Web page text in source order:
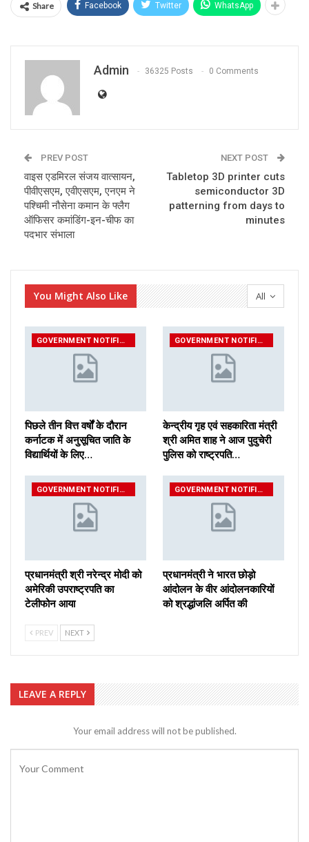
Share Facebook Twitter WhatsApp
Admin 36325 Posts 0 Comments
PREV POST
वाइस एडमिरल संजय वात्सायन,
पीवीएसएम, एवीएसएम, एनएम ने
पश्चिमी नौसेना कमान के फ्लैग
ऑफिसर कमांडिंग-इन-चीफ का
पदभार संभाला
NEXT POST
Tabletop 3D printer cuts
semiconductor 3D
patterning from days to
minutes
All
You Might Also Like
GOVERNMENT NOTIFICATIONS
पिछले तीन वित्त वर्षों के दौरान
कर्नाटक में अनुसूचित जाति के
विद्यार्थियों के लिए…
GOVERNMENT NOTIFICATIONS
केन्द्रीय गृह एवं सहकारिता मंत्री
श्री अमित शाह ने आज पुदुचेरी
पुलिस को राष्ट्रपति…
GOVERNMENT NOTIFICATIONS
प्रधानमंत्री श्री नरेन्‍द्र मोदी को
अमेरिकी उपराष्ट्रपति का
टेलीफोन आया
GOVERNMENT NOTIFICATIONS
प्रधानमंत्री ने भारत छोड़ो
आंदोलन के वीर आंदोलनकारियों
को श्रद्धांजलि अर्पित की
PREV NEXT
LEAVE A REPLY
Your email address will not be published.